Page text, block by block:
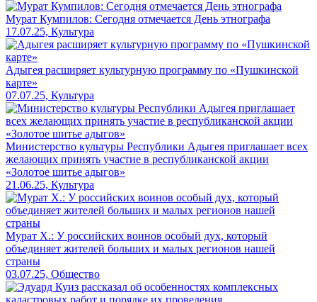
Мурат Кумпилов: Сегодня отмечается День этнографа
17.07.25, Культура
Адыгея расширяет культурную программу по «Пушкинской
карте»
07.07.25, Культура
Министерство культуры Республики Адыгея приглашает всех
желающих принять участие в республиканской акции
«Золотое шитье адыгов»
21.06.25, Культура
Мурат Х.: У российских воинов особый дух, который
объединяет жителей больших и малых регионов нашей
страны
03.07.25, Общество